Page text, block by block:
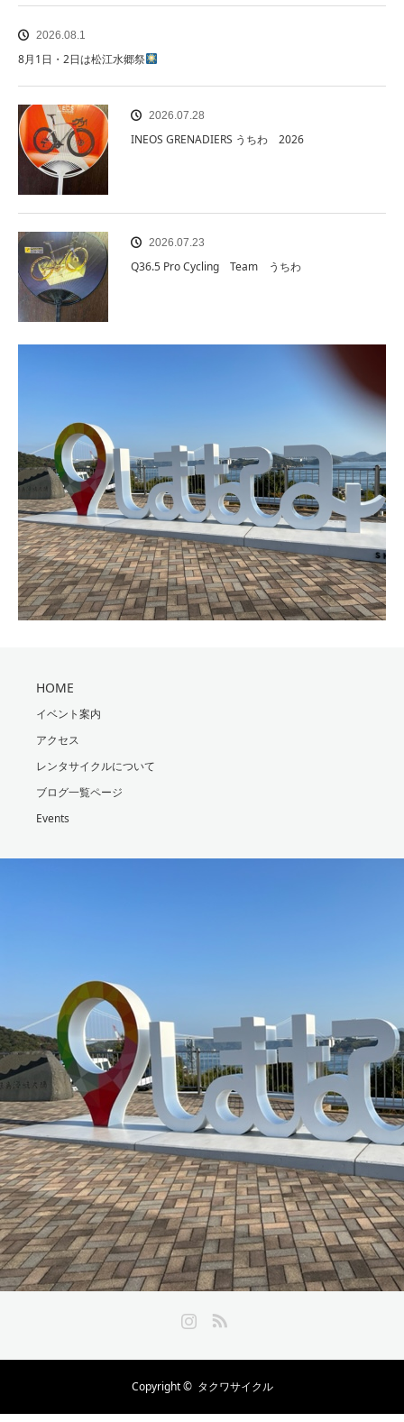
2026.08.1
8月1日・2日は松江水郷祭
2026.07.28
INEOS GRENADIERS うちわ 2026
2026.07.23
Q36.5 Pro Cycling Team うちわ
HOME
イベント案内
アクセス
レンタサイクルについて
ブログ一覧ページ
Events
Copyright © タクワサイクル